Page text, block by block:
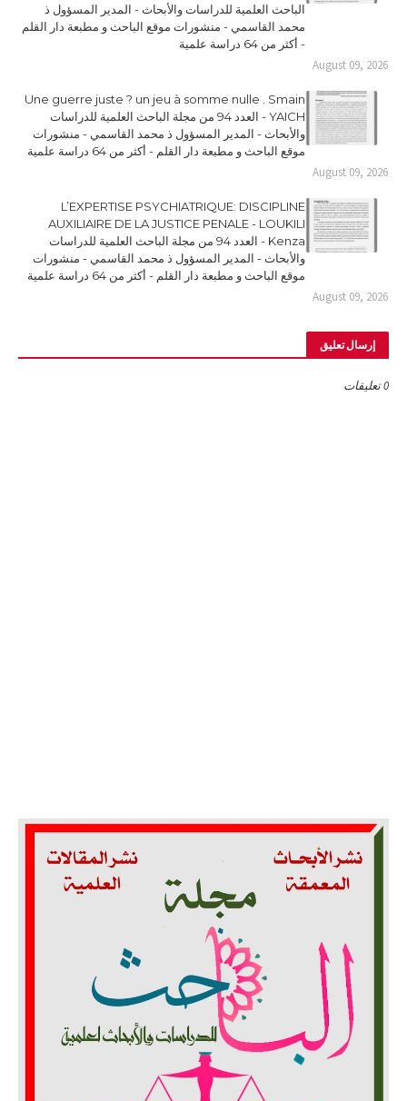
الباحث العلمية للدراسات والأبحاث - المدير المسؤول ذ
محمد القاسمي - منشورات موقع الباحث و مطبعة دار القلم
- أكثر من 64 دراسة علمية
August 09, 2026
Une guerre juste ? un jeu à somme nulle . Smain
YAICH - العدد 94 من مجلة الباحث العلمية للدراسات
والأبحاث - المدير المسؤول ذ محمد القاسمي - منشورات
موقع الباحث و مطبعة دار القلم - أكثر من 64 دراسة علمية
August 09, 2026
L’EXPERTISE PSYCHIATRIQUE: DISCIPLINE
AUXILIAIRE DE LA JUSTICE PENALE - LOUKILI
Kenza - العدد 94 من مجلة الباحث العلمية للدراسات
والأبحاث - المدير المسؤول ذ محمد القاسمي - منشورات
موقع الباحث و مطبعة دار القلم - أكثر من 64 دراسة علمية
August 09, 2026
إرسال تعليق
0 تعليقات